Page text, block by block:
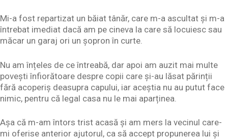
Mi-a fost repartizat un băiat tânăr, care m-a ascultat și m-a
întrebat imediat dacă am pe cineva la care să locuiesc sau
măcar un garaj ori un șopron în curte.
Nu am înțeles de ce întreabă, dar apoi am auzit mai multe
povești înfiorătoare despre copii care și-au lăsat părinții
fără acoperiș deasupra capului, iar aceștia nu au putut face
nimic, pentru că legal casa nu le mai aparținea.
Așa că m-am întors trist acasă și am mers la vecinul care-
mi oferise anterior ajutorul, ca să accept propunerea lui și